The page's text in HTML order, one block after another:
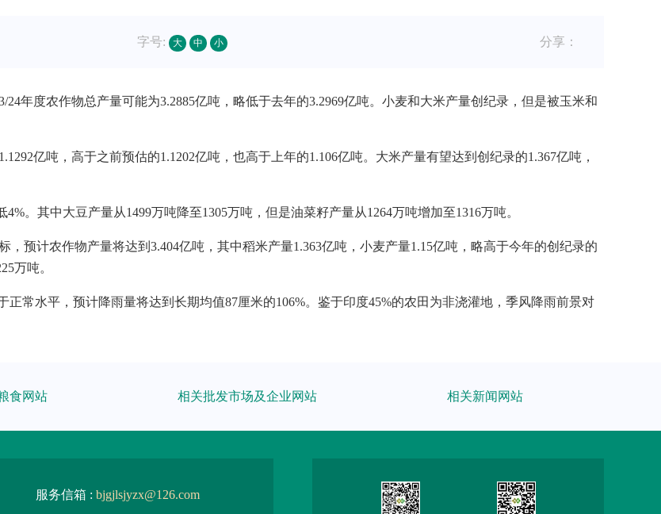
字号: 大 中 小 分享：
年度农作物总产量可能为3.2885亿吨，略低于去年的3.2969亿吨。小麦和大米产量创纪录，但是被玉米和
亿吨，高于之前预估的1.1202亿吨，也高于上年的1.106亿吨。大米产量有望达到创纪录的1.367亿吨，
。其中大豆产量从1499万吨降至1305万吨，但是油菜籽产量从1264万吨增加至1316万吨。
预计农作物产量将达到3.404亿吨，其中稻米产量1.363亿吨，小麦产量1.15亿吨，略高于今年的创纪录的
万吨。
水平，预计降雨量将达到长期均值87厘米的106%。鉴于印度45%的农田为非浇灌地，季风降雨前景对
食网站 相关批发市场及企业网站 相关新闻网站
服务信箱 : bjgjlsjyzx@126.com